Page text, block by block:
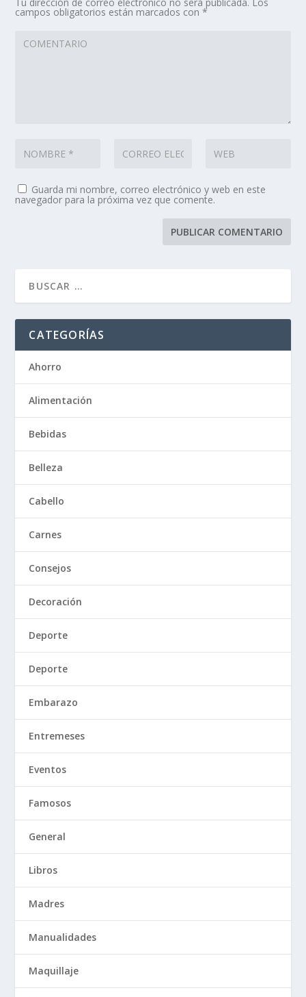
campos obligatorios están marcados con*
Guarda mi nombre, correo electrónico y web en este
navegador para la próxima vez que comente.
CATEGORÍAS
Ahorro
Alimentación
Bebidas
Belleza
Cabello
Carnes
Consejos
Decoración
Deporte
Deporte
Embarazo
Entremeses
Eventos
Famosos
General
Libros
Madres
Manualidades
Maquillaje